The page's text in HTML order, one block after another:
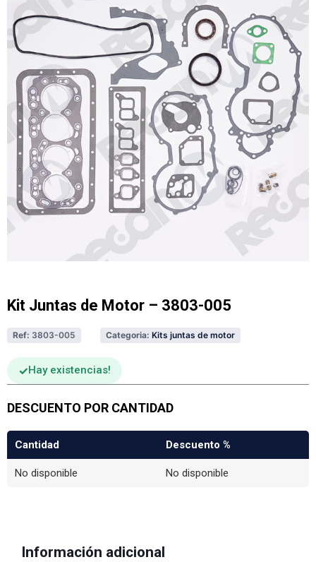
Kit Juntas de Motor – 3803-005
Ref: 3803-005 Categoria: Kits juntas de motor
Hay existencias
DESCUENTO POR CANTIDAD
Cantidad Descuento %
No disponible No disponible
Información adicional